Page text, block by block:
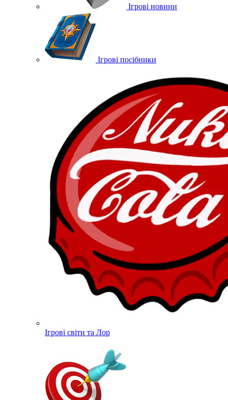
Ігрові новини
Ігрові посібники
Ігрові світи та Лор